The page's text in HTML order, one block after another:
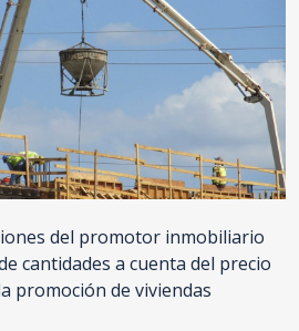
del promotor inmobiliario
cantidades a cuenta del precio
promoción de viviendas